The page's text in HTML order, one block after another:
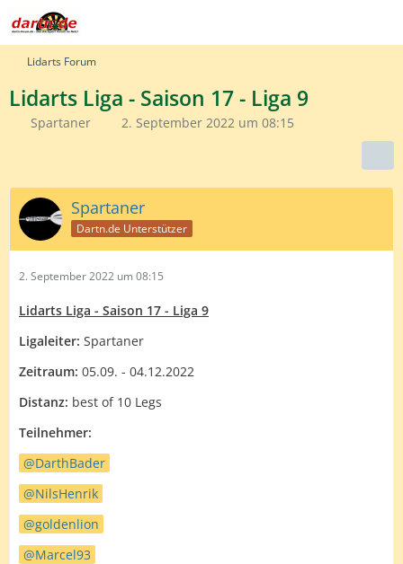
Lidarts Forum
Lidarts Liga - Saison 17 - Liga 9
Spartaner 2. September 2022 um 08:15
Spartaner
Dartn.de Unterstützer
2. September 2022 um 08:15
Lidarts Liga - Saison 17 - Liga 9
Ligaleiter: Spartaner
Zeitraum: 05.09. - 04.12.2022
Distanz: best of 10 Legs
Teilnehmer:
DarthBader
NilsHenrik
goldenlion
Marcel93